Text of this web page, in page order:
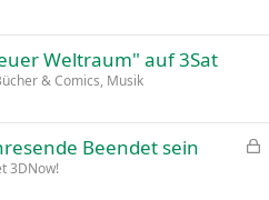
Weltraum" auf 3Sat
& Comics, Musik
Beendet sein
3DNow!